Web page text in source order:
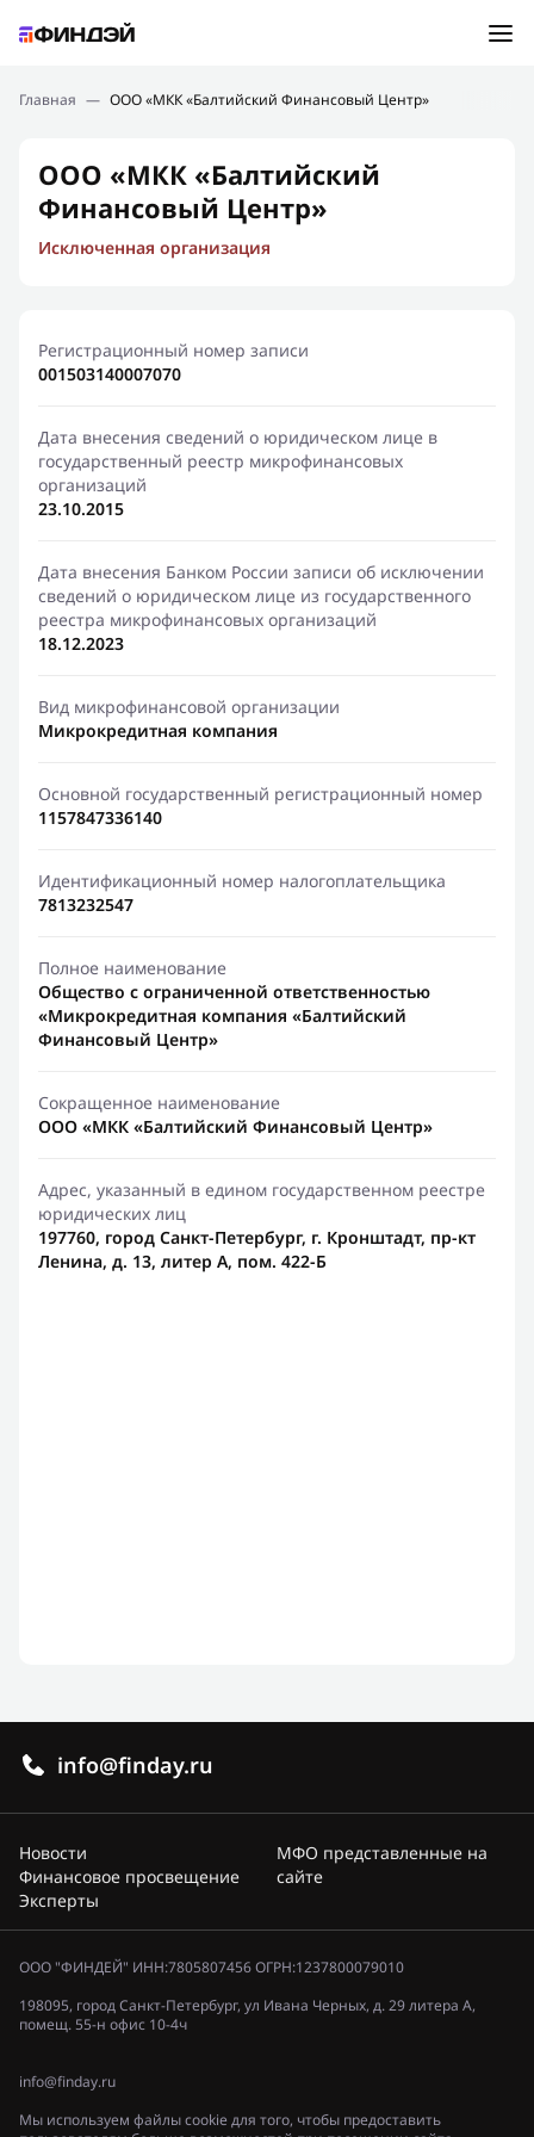
Подбор займа
Новости
Финансовое просвещение
Главная — ООО «МКК «Балтийский Финансовый Центр»
ООО «МКК «Балтийский
Финансовый Центр»
Исключенная организация
Регистрационный номер записи
001503140007070
Дата внесения сведений о юридическом лице в
государственный реестр микрофинансовых
организаций
23.10.2015
Дата внесения Банком России записи об исключении
сведений о юридическом лице из государственного
реестра микрофинансовых организаций
18.12.2023
Вид микрофинансовой организации
Микрокредитная компания
Основной государственный регистрационный номер
1157847336140
Идентификационный номер налогоплательщика
7813232547
Полное наименование
Общество с ограниченной ответственностью
«Микрокредитная компания «Балтийский
Финансовый Центр»
Сокращенное наименование
ООО «МКК «Балтийский Финансовый Центр»
Адрес, указанный в едином государственном реестре
юридических лиц
197760, город Санкт-Петербург, г. Кронштадт, пр-кт
Ленина, д. 13, литер А, пом. 422-Б
info@finday.ru
Новости
Финансовое просвещение
Эксперты
МФО представленные на
сайте
ООО "ФИНДЕЙ" ИНН:7805807456 ОГРН:1237800079010
198095, город Санкт-Петербург, ул Ивана Черных, д. 29 литера А,
помещ. 55-н офис 10-4ч
info@finday.ru
Мы используем файлы cookie для того, чтобы предоставить
Ошибка:Контактная форма не найдена.
Спасибо, что написали нам
Мы свяжемся с Вами в ближайшее время и сообщим
результат
Отправить новый запрос